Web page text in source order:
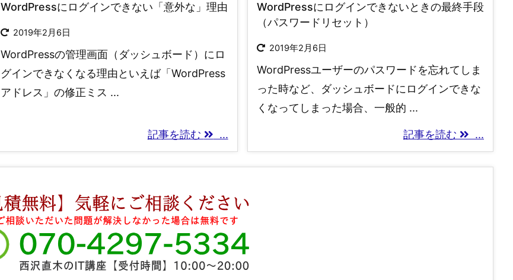
WordPressにログインできない「意外な」理由
2019年2月6日
WordPressの管理画面（ダッシュボード）にロ
グインできなくなる理由といえば「WordPress
アドレス」の修正ミス ...
記事を読む ...
WordPressにログインできないときの最終手段
（パスワードリセット）
2019年2月6日
WordPressユーザーのパスワードを忘れてしま
った時など、ダッシュボードにログインできな
くなってしまった場合、一般的 ...
記事を読む ...